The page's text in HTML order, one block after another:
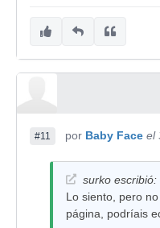
Saludos desde
#11 por Baby Face el
surko escribió:
Lo siento, pero
página, podríais